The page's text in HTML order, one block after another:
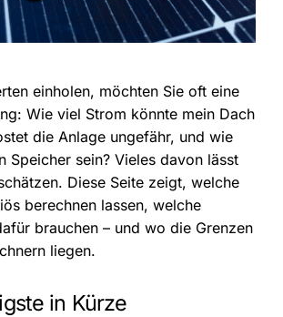
einholen, möchten Sie oft eine
Wie viel Strom könnte mein Dach
die Anlage ungefähr, und wie
Speicher sein? Vieles davon lässt
Diese Seite zeigt, welche
berechnen lassen, welche
brauchen – und wo die Grenzen
liegen.
in Kürze